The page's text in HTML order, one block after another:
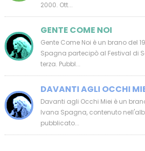
2000. Ott...
GENTE COME NOI
Gente Come Noi è un brano del
Spagna partecipò al Festival di
terza. Pubbl...
DAVANTI AGLI OCCHI
Davanti agli Occhi Miei è un
Ivana Spagna, contenuto
pubblicato...